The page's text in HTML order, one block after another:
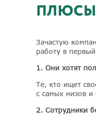
ПЛЮСЫ
Зачастую
работу в
1. Они хотят
Те, кто ищет
с самых низов и
2. Сотрудники